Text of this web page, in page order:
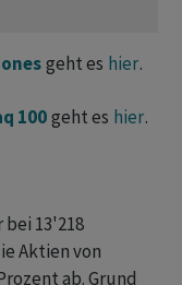
geht es hier.
100geht es hier.
13'218
Aktien von
ab. Grund